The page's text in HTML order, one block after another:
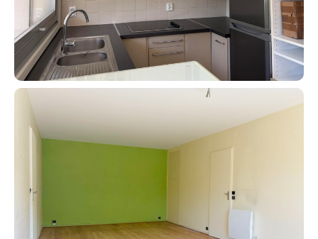
Contacter un conseiller
Acheter